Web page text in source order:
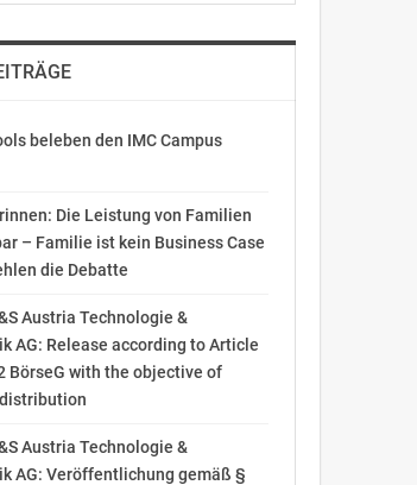
beleben den IMC Campus
Die Leistung von Familien
– Familie ist kein Business Case
die Debatte
Austria Technologie &
AG: Release according to Article
BörseG with the objective of
Austria Technologie &
AG: Veröffentlichung gemäß §